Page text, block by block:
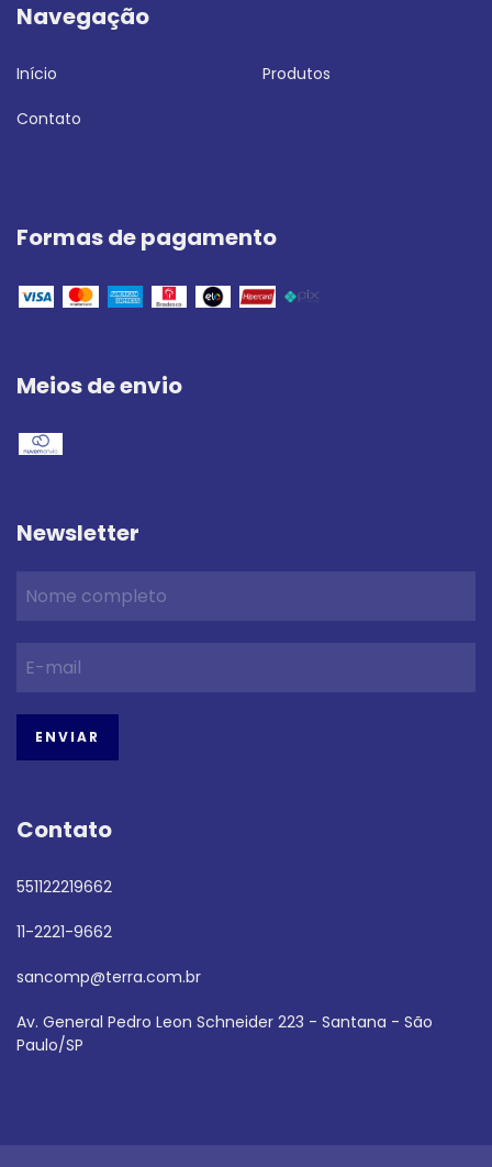
Navegação
Início Produtos
Contato
Formas de pagamento
Meios de envio
Newsletter
Contato
551122219662
11-2221-9662
sancomp@terra.com.br
Av. General Pedro Leon Schneider 223 - Santana - São
Paulo/SP